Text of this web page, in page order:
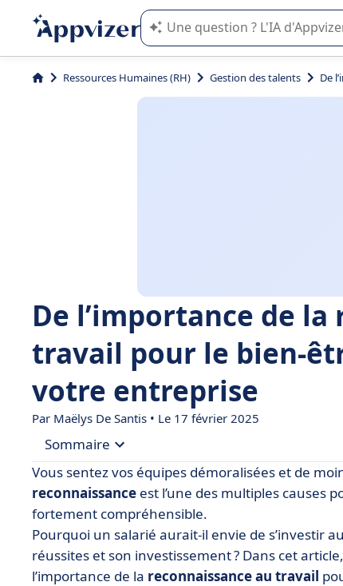
L'IA de Appvizer vous guide
Ressources Humaines (RH) Gestion des talents De
De l’importance de la
travail pour le bien-
votre entreprise
Par Maëlys De Santis • Le 17 février 2025
Sommaire
• Qu’est-ce que la reconnaissance au travail ?
• Les 4 formes de reconnaissance au travail
• Les 3 principaux avantages de la
• Comment exprimer la reconnaissance au
Vous sentez vos équipes démoralisées et de
reconnaissance est l’une des multiples causes
fortement compréhensible.
Pourquoi un salarié aurait-il envie de s’investir
réussites et son investissement ? Dans cet
l’importance de la reconnaissance au travail